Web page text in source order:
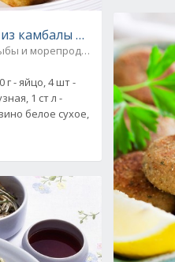
камбалы в панировке
и морепродуктов
г - яйцо, 4 шт -
1 ст л -
белое сухое,